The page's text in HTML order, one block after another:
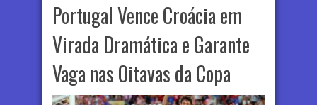
Portugal Vence Croácia em
Virada Dramática e Garante
Vaga nas Oitavas da Copa